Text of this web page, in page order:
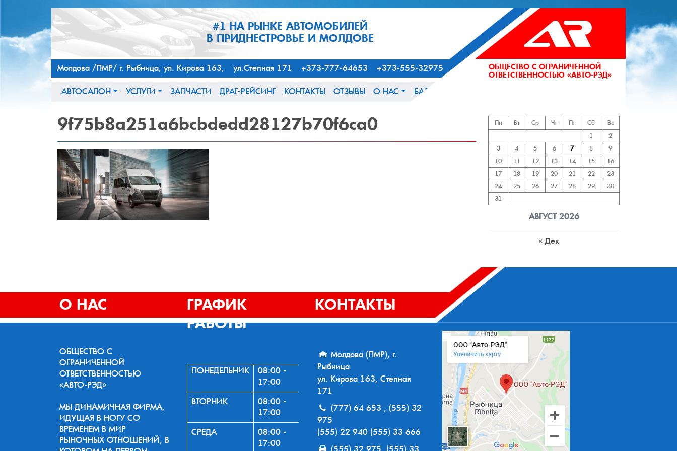
#1 НА РЫНКЕ АВТОМОБИЛЕЙ
В ПРИДНЕСТРОВЬЕ И МОЛДОВЕ
ОБЩЕСТВО С ОГРАНИЧЕННОЙ
ОТВЕТСТВЕННОСТЬЮ «АВТО-РЭД»
Молдова /ПМР/ г. Рыбница, ул. Кирова 163, ул.Степная 171 +373-777-64653 +373-555-32975
АВТОСАЛОН УСЛУГИ ЗАПЧАСТИ ДРАГ-РЕЙСИНГ КОНТАКТЫ ОТЗЫВЫ О НАС БАЗА ЗНАНИЙ
9f75b8a251a6bcbdedd28127b70f6ca0
АВГУСТ 2026
Пн Вт Ср Чт Пт Сб
Вс
1
2
3
4 5 6 7 8
9
10
11 12 13 14 15
16
17
18 19 20 21 22
23
24
25 26 27 28 29
30
31
« Дек
О НАС
ОБЩЕСТВО С
ОГРАНИЧЕННОЙ
ОТВЕТСТВЕННОСТЬЮ
«АВТО-РЭД»
МЫ ДИНАМИЧНАЯ ФИРМА,
ИДУЩАЯ В НОГУ СО
ВРЕМЕНЕМ В МИР
РЫНОЧНЫХ ОТНОШЕНИЙ, В
ГРАФИК
РАБОТЫ
ПОНЕДЕЛЬНИК
08:00 -
17:00
ВТОРНИК
08:00 -
17:00
СРЕДА
08:00 -
17:00
КОНТАКТЫ
Молдова (ПМР), г.
Рыбница
ул. Кирова 163, Степная
171
(777) 64 653 , (555) 32
975
(555) 22 940 (555) 33 666